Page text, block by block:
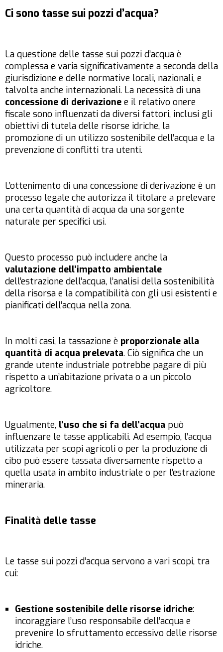
Ci sono tasse sui pozzi d’acqua?
La questione delle tasse sui pozzi d’acqua è
complessa e varia significativamente a seconda della
giurisdizione e delle normative locali, nazionali, e
talvolta anche internazionali. La necessità di una
concessione di derivazione e il relativo onere
fiscale sono influenzati da diversi fattori, inclusi gli
obiettivi di tutela delle risorse idriche, la
promozione di un utilizzo sostenibile dell’acqua e la
prevenzione di conflitti tra utenti.
L’ottenimento di una concessione di derivazione è un
processo legale che autorizza il titolare a prelevare
una certa quantità di acqua da una sorgente
naturale per specifici usi.
Questo processo può includere anche la
valutazione dell’impatto ambientale
dell’estrazione dell’acqua, l’analisi della sostenibilità
della risorsa e la compatibilità con gli usi esistenti e
pianificati dell’acqua nella zona.
In molti casi, la tassazione è proporzionale alla
quantità di acqua prelevata. Ciò significa che un
grande utente industriale potrebbe pagare di più
rispetto a un’abitazione privata o a un piccolo
agricoltore.
Ugualmente, l’uso che si fa dell’acqua può
influenzare le tasse applicabili. Ad esempio, l’acqua
utilizzata per scopi agricoli o per la produzione di
cibo può essere tassata diversamente rispetto a
quella usata in ambito industriale o per l’estrazione
mineraria.
Finalità delle tasse
Le tasse sui pozzi d’acqua servono a vari scopi, tra
cui:
Gestione sostenibile delle risorse idriche:
incoraggiare l’uso responsabile dell’acqua e
prevenire lo sfruttamento eccessivo delle risorse
idriche.